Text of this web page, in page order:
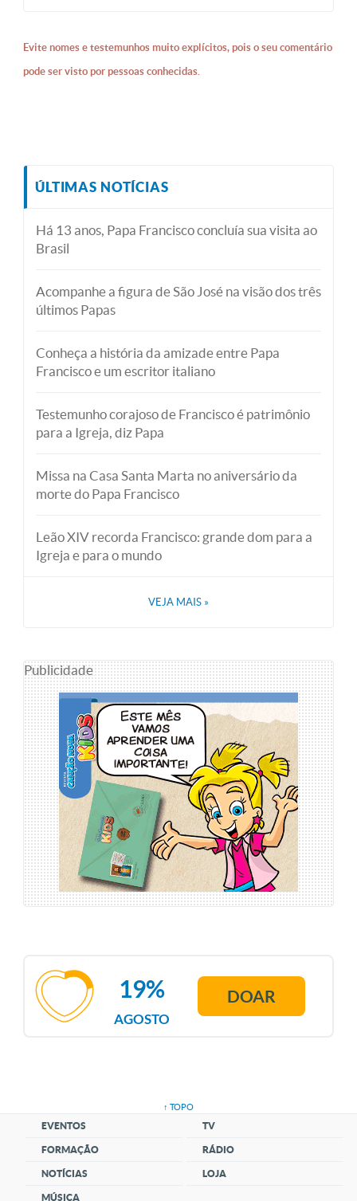
Evite nomes e testemunhos muito explícitos, pois o seu comentário
pode ser visto por pessoas conhecidas.
ÚLTIMAS NOTÍCIAS
Há 13 anos, Papa Francisco concluía sua visita ao
Brasil
Acompanhe a figura de São José na visão dos três
últimos Papas
Conheça a história da amizade entre Papa
Francisco e um escritor italiano
Testemunho corajoso de Francisco é patrimônio
para a Igreja, diz Papa
Missa na Casa Santa Marta no aniversário da
morte do Papa Francisco
Leão XIV recorda Francisco: grande dom para a
Igreja e para o mundo
VEJA MAIS »
Publicidade
AGOSTO
19% DOAR
↑ TOPO
EVENTOS
FORMAÇÃO
NOTÍCIAS
MÚSICA
TV
RÁDIO
LOJA